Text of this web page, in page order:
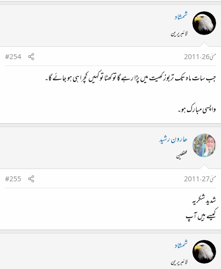
شمشاد
لائبریرین
مئی 26، 2011
#254
جب سات ماہ تک تربوز کھیت میں پڑا رہے گا تو کھٹا تو کہیں کچرا ہی ہو جائے گا۔
واپسی مبارک ہو۔
ھارون رشید
محفلین
مئی 27، 2011
#255
شدید شکریہ
کیسے ہیں آپ
شمشاد
لائبریرین